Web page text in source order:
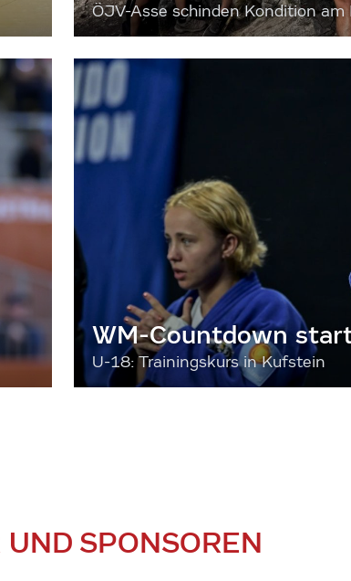
ÖJV-Asse schinden Kondition am
WM-Countdown
U-18: Trainingskurs in Kufstein
SPONSOREN